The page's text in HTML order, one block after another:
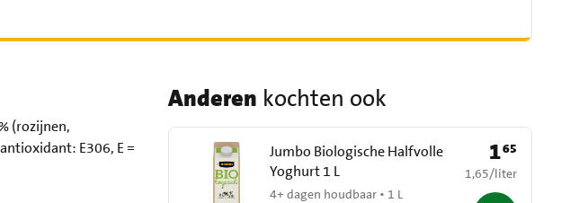
(rozijnen,
E306, E =
Anderen kochten ook
Jumbo Biologische Halfvolle
Yoghurt 1 L
4+ dagen houdbaar • 1 L
Prijs: € 1,65
165
€ 1,65 per liter
1,65/liter